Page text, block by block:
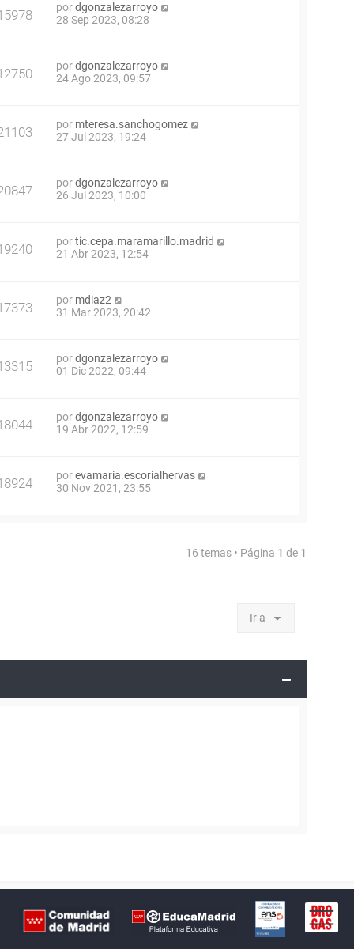
pordgonzalezarroyo
28 Sep 2023, 08:28
pordgonzalezarroyo
24 Ago 2023, 09:57
por mteresa.sanchogomez
27 Jul 2023, 19:24
pordgonzalezarroyo
26 Jul 2023, 10:00
portic.cepa.maramarillo.madrid
21 Abr 2023, 12:54
por mdiaz2
31 Mar 2023, 20:42
pordgonzalezarroyo
01 Dic 2022, 09:44
pordgonzalezarroyo
19 Abr 2022, 12:59
porevamaria.escorialhervas
30 Nov 2021, 23:55
16 temas • Página 1 de 1
Ir a
CertificaciónBuzón